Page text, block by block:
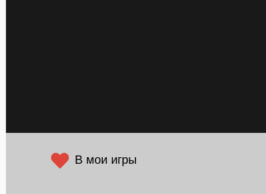
В мои игры